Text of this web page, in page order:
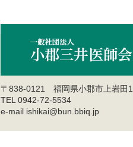
〒838-0121 福岡県小郡市上岩田
TEL 0942-72-5534
e-mail ishikai@bun.bbiq.jp